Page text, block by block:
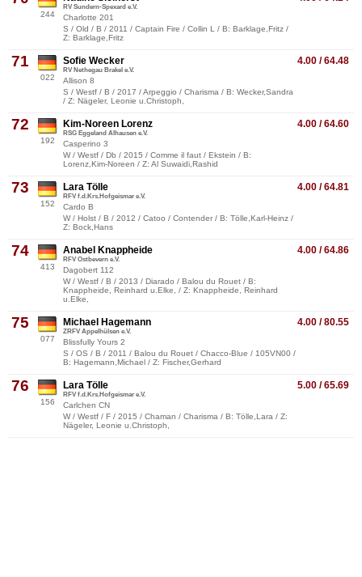
244
RV Sundern-Spexard e.V.
Charlotte 201
S / Old / B / 2011 / Captain Fire / Collin L / B: Barklage,Fritz /
Z: Barklage,Fritz
71
022
4.00 / 64.48
Sofie Wecker
RV Nethegau Brakel e.V.
Allison 8
S / Westf / B / 2017 / Arpeggio / Charisma / B: Wecker,Sandra
/ Z: Nägeler, Leonie u.Christoph,
72
192
4.00 / 64.60
Kim-Noreen Lorenz
RSG Eggeland Alhausen e.V.
Casperino 3
W / Westf / Db / 2015 / Comme il faut / Ekstein / B:
Lorenz,Kim-Noreen / Z: Al Suwaidi,Rashid
73
152
4.00 / 64.81
Lara Tölle
RFV f.d.Krs.Hofgeismar e.V.
Cardo B
W / Holst / B / 2012 / Catoo / Contender / B: Tölle,Karl-Heinz /
Z: Bock,Hans
74
413
4.00 / 64.86
Anabel Knappheide
RFV Ostbevern e.V.
Dagobert 112
W / Westf / B / 2013 / Diarado / Balou du Rouet / B:
Knappheide, Reinhard u.Elke, / Z: Knappheide, Reinhard
u.Elke,
75
077
4.00 / 80.55
Michael Hagemann
ZRFV Appelhülsen e.V.
Blissfully Yours 2
S / OS / B / 2011 / Balou du Rouet / Chacco-Blue / 105VN00 /
B: Hagemann,Michael / Z: Fischer,Gerhard
76
156
5.00 / 65.69
Lara Tölle
RFV f.d.Krs.Hofgeismar e.V.
Carlchen CN
W / Westf / F / 2015 / Chaman / Charisma / B: Tölle,Lara / Z:
Nägeler, Leonie u.Christoph,